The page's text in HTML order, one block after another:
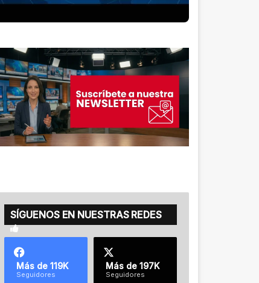
SÍGUENOS EN NUESTRAS REDES
Más de 119K
Seguidores
Más de 197K
Seguidores